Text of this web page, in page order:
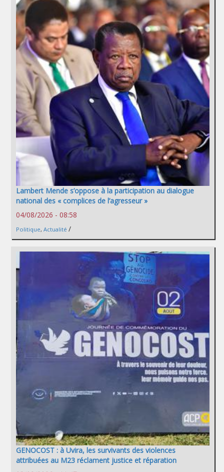
Lambert Mende s’oppose à la participation au dialogue
national des « complices de l’agresseur »
04/08/2026 - 08:58
Politique, Actualité /
GENOCOST : à Uvira, les survivants des violences
attribuées au M23 réclament justice et réparation